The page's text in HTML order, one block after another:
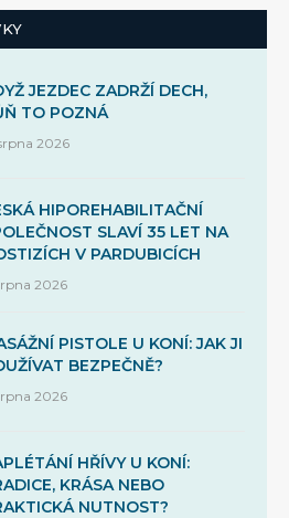
JEZDEC ZADRŽÍ DECH,
TO POZNÁ
2026
HIPOREHABILITAČNÍ
SLAVÍ 35 LET NA
V PARDUBICÍCH
2026
PISTOLE U KONÍ: JAK JI
BEZPEČNĚ?
2026
HŘÍVY U KONÍ:
KRÁSA NEBO
NUTNOST?